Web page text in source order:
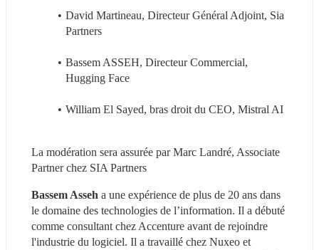
David Martineau, Directeur Général Adjoint, Sia
Partners
Bassem ASSEH, Directeur Commercial,
Hugging Face
William El Sayed, bras droit du CEO, Mistral AI
La modération sera assurée par Marc Landré, Associate
Partner chez SIA Partners
Bassem Asseh a une expérience de plus de 20 ans dans
le domaine des technologies de l’information. Il a débuté
comme consultant chez Accenture avant de rejoindre
l'industrie du logiciel. Il a travaillé chez Nuxeo et